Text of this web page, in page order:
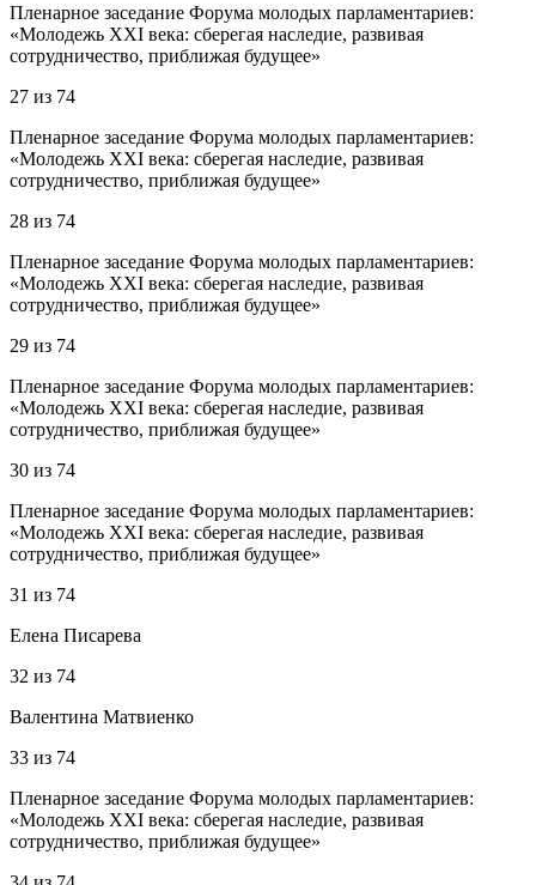
Пленарное заседание Форума молодых парламентариев:
«Молодежь XXI века: сберегая наследие, развивая
сотрудничество, приближая будущее»
27 из 74
Пленарное заседание Форума молодых парламентариев:
«Молодежь XXI века: сберегая наследие, развивая
сотрудничество, приближая будущее»
28 из 74
Пленарное заседание Форума молодых парламентариев:
«Молодежь XXI века: сберегая наследие, развивая
сотрудничество, приближая будущее»
29 из 74
Пленарное заседание Форума молодых парламентариев:
«Молодежь XXI века: сберегая наследие, развивая
сотрудничество, приближая будущее»
30 из 74
Пленарное заседание Форума молодых парламентариев:
«Молодежь XXI века: сберегая наследие, развивая
сотрудничество, приближая будущее»
31 из 74
Елена Писарева
32 из 74
Валентина Матвиенко
33 из 74
Пленарное заседание Форума молодых парламентариев:
«Молодежь XXI века: сберегая наследие, развивая
сотрудничество, приближая будущее»